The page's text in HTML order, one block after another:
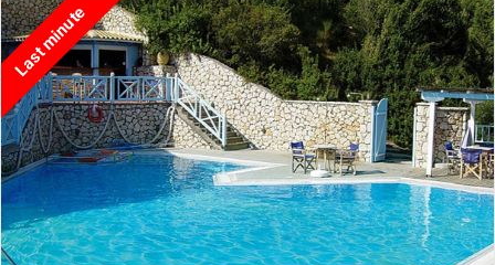
Last minute